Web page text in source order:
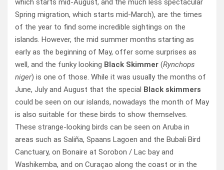
which starts mid-August, and the much less spectacular
Spring migration, which starts mid-March), are the times
of the year to find some incredible sightings on the
islands. However, the mid summer months starting as
early as the beginning of May, offer some surprises as
well, and the funky looking Black Skimmer (Rynchops
niger) is one of those. While it was usually the months of
June, July and August that the special Black skimmers
could be seen on our islands, nowadays the month of May
is also suitable for these birds to show themselves.
These strange-looking birds can be seen on Aruba in
areas such as Saliña, Spaans Lagoen and the Bubali Bird
Canctuary, on Bonaire at Sorobon / Lac bay and
Washikemba, and on Curaçao along the coast or in the